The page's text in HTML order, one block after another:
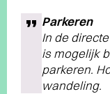
Parkeren
In de
is mogelijk
parkeren.
wandeling.